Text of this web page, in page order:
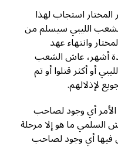
استجاب لهذا
الليبي سيسلم من
وانتهاء عهد
أشهر، عاش الشعب
أو أكثر قتلوا أو تم
لإذلالهم.
أي وجود لصاحب
السلمي ما هو إلا مرحلة
فيها أي وجود لصاحب